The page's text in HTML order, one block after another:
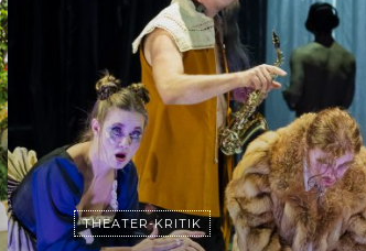
THEATER-KRITIK